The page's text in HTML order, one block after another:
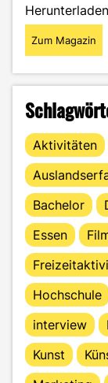
Zum Magazin
Aktivitäten
Bachelor
Essen
Hochschule
interview
Kunst